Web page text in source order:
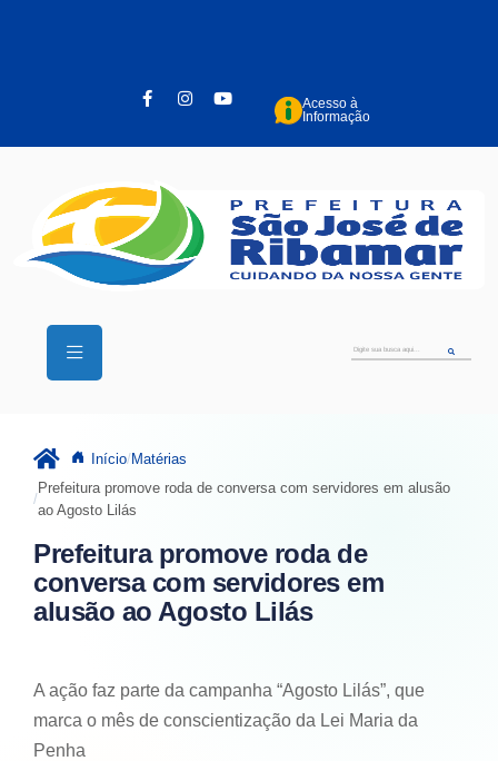
Acesso à
Informação
Início Matérias
Prefeitura promove roda de conversa com servidores em alusão
ao Agosto Lilás
Prefeitura promove roda de
conversa com servidores em
alusão ao Agosto Lilás
A ação faz parte da campanha “Agosto Lilás”, que
marca o mês de conscientização da Lei Maria da
Penha